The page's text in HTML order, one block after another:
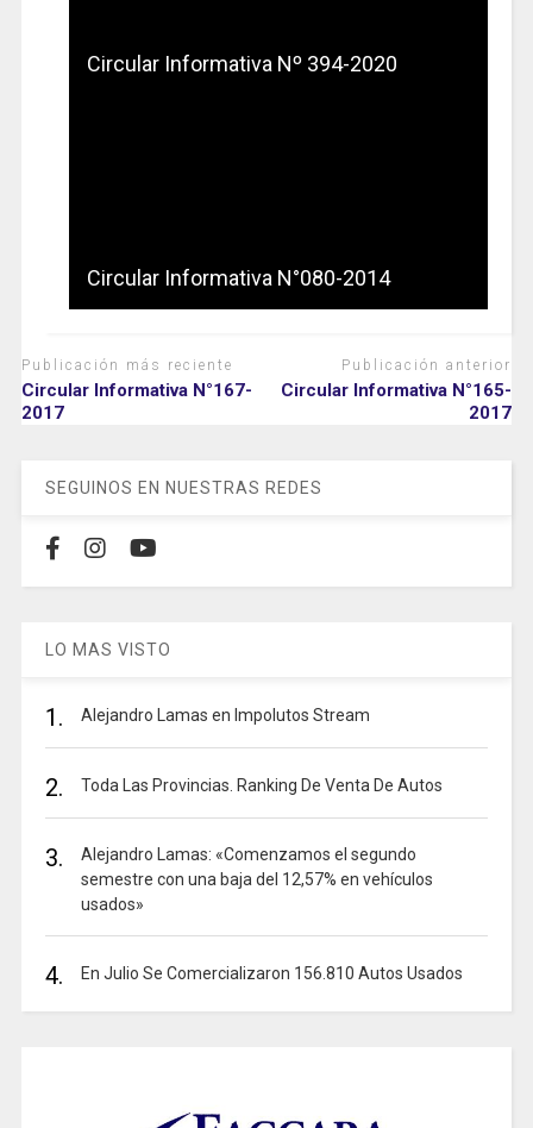
Circular Informativa Nº 394-2020
Circular Informativa N°080-2014
Publicación más reciente
Circular Informativa N°167-
2017
Publicación anterior
Circular Informativa N°165-
2017
SEGUINOS EN NUESTRAS REDES
LO MAS VISTO
1. Alejandro Lamas en Impolutos Stream
2. Toda Las Provincias. Ranking De Venta De Autos
3.
Alejandro Lamas: «Comenzamos el segundo
semestre con una baja del 12,57% en vehículos
usados»
4. En Julio Se Comercializaron 156.810 Autos Usados